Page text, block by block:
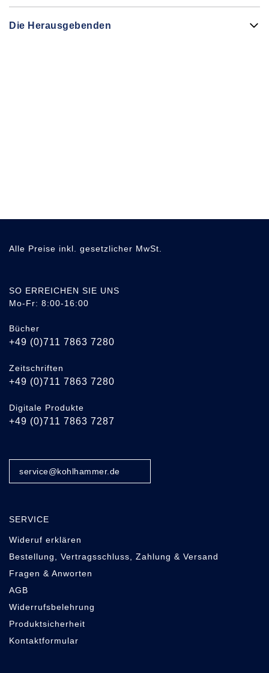
Die Herausgebenden
Alle Preise inkl. gesetzlicher MwSt.
SO ERREICHEN SIE UNS
Mo-Fr: 8:00-16:00
Bücher
+49 (0)711 7863 7280
Zeitschriften
+49 (0)711 7863 7280
Digitale Produkte
+49 (0)711 7863 7287
service@kohlhammer.de
SERVICE
Wideruf erklären
Bestellung, Vertragsschluss, Zahlung & Versand
Fragen & Anworten
AGB
Widerrufsbelehrung
Produktsicherheit
Kontaktformular